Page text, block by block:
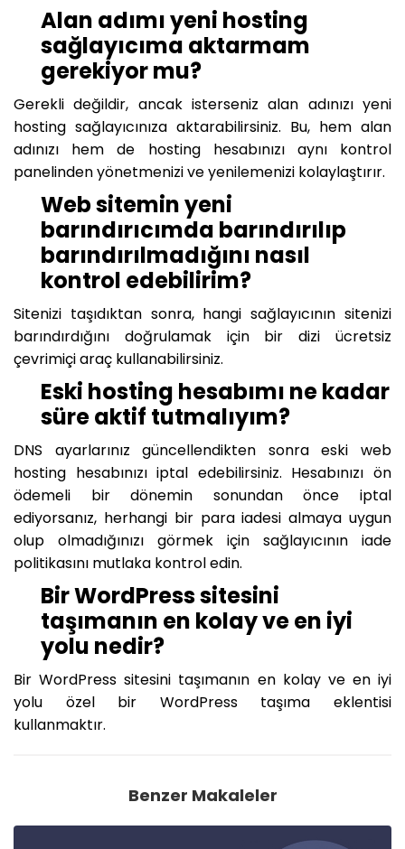
Alan adımı yeni hosting
sağlayıcıma aktarmam
gerekiyor mu?
Gerekli değildir, ancak isterseniz alan adınızı yeni
hosting sağlayıcınıza aktarabilirsiniz. Bu, hem alan
adınızı hem de hosting hesabınızı aynı kontrol
panelinden yönetmenizi ve yenilemenizi kolaylaştırır.
Web sitemin yeni
barındırıcımda barındırılıp
barındırılmadığını nasıl
kontrol edebilirim?
Sitenizi taşıdıktan sonra, hangi sağlayıcının sitenizi
barındırdığını doğrulamak için bir dizi ücretsiz
çevrimiçi araç kullanabilirsiniz.
Eski hosting hesabımı ne kadar
süre aktif tutmalıyım?
DNS ayarlarınız güncellendikten sonra eski web
hosting hesabınızı iptal edebilirsiniz. Hesabınızı ön
ödemeli bir dönemin sonundan önce iptal
ediyorsanız, herhangi bir para iadesi almaya uygun
olup olmadığınızı görmek için sağlayıcının iade
politikasını mutlaka kontrol edin.
Bir WordPress sitesini
taşımanın en kolay ve en iyi
yolu nedir?
Bir WordPress sitesini taşımanın en kolay ve en iyi
yolu özel bir WordPress taşıma eklentisi
kullanmaktır.
Benzer Makaleler